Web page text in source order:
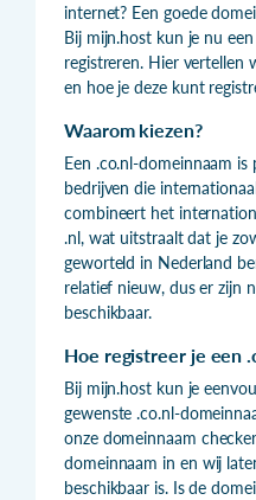
internet? Een goede
Bij mijn.host kun je nu
registreren. Hier vertellen
en hoe je deze kunt
Waarom kiezen?
Een .co.nl-domeinnaam
bedrijven die
combineert het
.nl, wat uitstraalt dat je
geworteld in Nederland
relatief nieuw, dus er zijn
beschikbaar.
Hoe registreer je een
Bij mijn.host kun je
gewenste .co.nl-
onze domeinnaam
domeinnaam in en wij
beschikbaar is. Is de